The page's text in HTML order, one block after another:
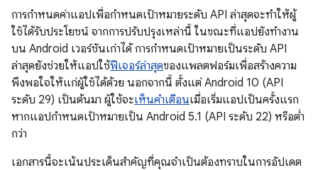
การกำหนดค่าแอปเพื่อกำหนดเป้าหมายระดับ API ล่าสุดจะทำให้ผู้
ใช้ได้รับประโยชน์ จากการปรับปรุงเหล่านี้ ในขณะที่แอปยังทำงาน
บน Android เวอร์ชันเก่าได้ การกำหนดเป้าหมายเป็นระดับ API
ล่าสุดยังช่วยให้แอปใช้ฟีเจอร์ล่าสุดของแพลตฟอร์มเพื่อสร้างความ
พึงพอใจให้แก่ผู้ใช้ได้ด้วย นอกจากนี้ ตั้งแต่ Android 10 (API
ระดับ 29) เป็นต้นมา ผู้ใช้จะเห็นคำเตือนเมื่อเริ่มแอปเป็นครั้งแรก
หากแอปกำหนดเป้าหมายเป็น Android 5.1 (API ระดับ 22) หรือต่ำ
กว่า
เอกสารนี้จะเน้นประเด็นสำคัญที่คุณจำเป็นต้องทราบในการอัปเดต